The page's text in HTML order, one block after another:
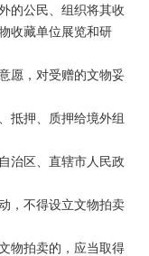
公民、组织将其收
收藏单位展览和研
，对受赠的文物妥
押、质押给境外组
区、直辖市人民政
不得设立文物拍卖
拍卖的，应当取得